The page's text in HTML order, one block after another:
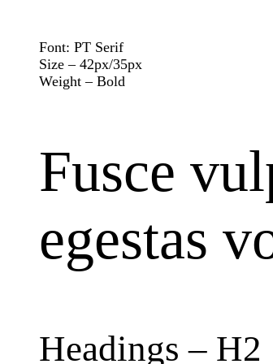
Font: PT Serif
Size – 42px/35px
Weight – Bold
Fusce
egestas
Headings – H2